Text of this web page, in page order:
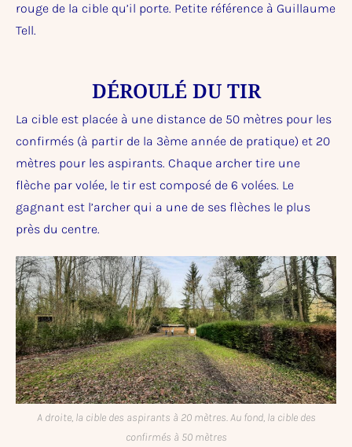
rouge de la cible qu’il porte. Petite référence à Guillaume
Tell.
DÉROULÉ DU TIR
La cible est placée à une distance de 50 mètres pour les
confirmés (à partir de la 3ème année de pratique) et 20
mètres pour les aspirants. Chaque archer tire une
flèche par volée, le tir est composé de 6 volées. Le
gagnant est l’archer qui a une de ses flèches le plus
près du centre.
A droite, la cible des aspirants à 20 mètres. Au fond, la cible des
confirmés à 50 mètres